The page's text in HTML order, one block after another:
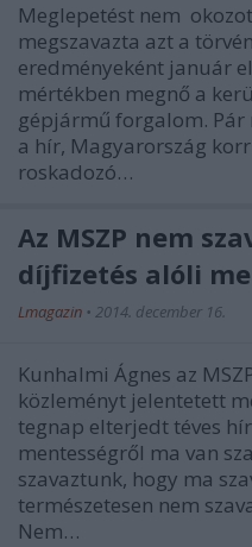
Meglepetést nem
megszavazta azt a
eredményeként január
mértékben megnő a
gépjármű forgalom.
a hír, Magyarország
roskadozó…
Az MSZP nem
díjfizetés alóli
Lmagazin • 2014. december 16.
Kunhalmi Ágnes az
közleményt jelentetett
tegnap elterjedt téves
mentességről ma van
szavaztunk, hogy ma
természetesen nem
Nem…